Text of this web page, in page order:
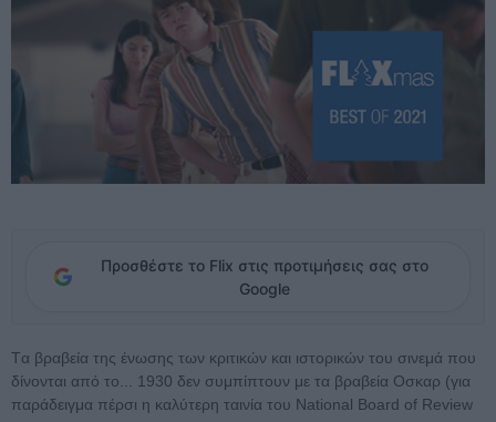
Προσθέστε το Flix στις προτιμήσεις σας στο
Google
Tα βραβεία της ένωσης των κριτικών και ιστορικών του σινεμά που
δίνονται από το... 1930 δεν συμπίπτουν με τα βραβεία Οσκαρ (για
παράδειγμα πέρσι η καλύτερη ταινία του National Board of Review